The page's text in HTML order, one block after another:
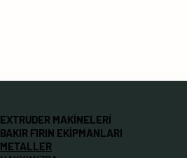
EXTRUDER MAKİNELERİ
BAKIR FIRIN EKİPMANLARI
METALLER